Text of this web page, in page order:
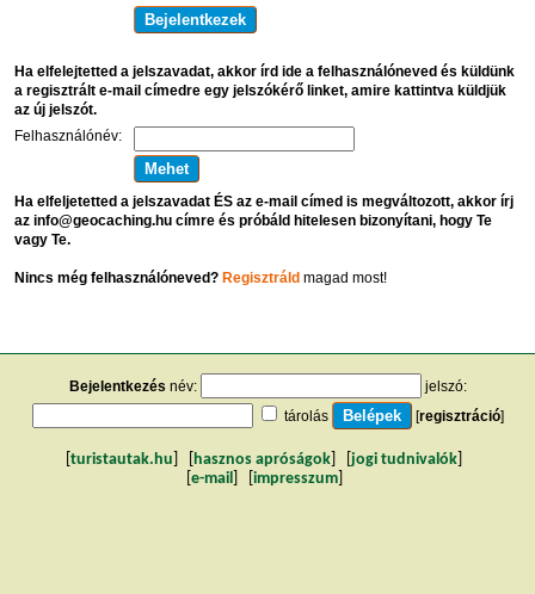
Ha elfelejtetted a jelszavadat, akkor írd ide a felhasználóneved és küldünk
a regisztrált e-mail címedre egy jelszókérő linket, amire kattintva küldjük
az új jelszót.
Felhasználónév:
Ha elfeljetetted a jelszavadat ÉS az e-mail címed is megváltozott, akkor írj
az info@geocaching.hu címre és próbáld hitelesen bizonyítani, hogy Te
vagy Te.
Nincs még felhasználóneved? Regisztráldmagad most!
Bejelentkezés név:
jelszó:
tárolás
[regisztráció]
turistautak.hu hasznos apróságok jogi tudnivalók
e-mail impresszum]